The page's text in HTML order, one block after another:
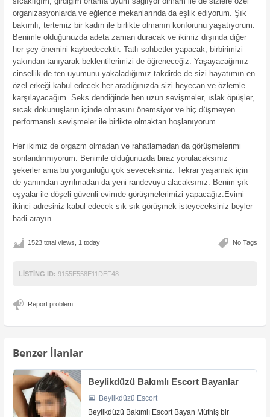
organizasyonlarda ve eğlence mekanlarında da eşlik ediyorum. Şık
bakımlı, tertemiz bir kadın ile birlikte olmanın konforunu yaşatıyorum.
Benimle olduğunuzda adeta zaman duracak ve ikimiz dışında diğer
her şey önemini kaybedecektir. Tatlı sohbetler yapacak, birbirimizi
yakından tanıyarak beklentilerimizi de öğreneceğiz. Yaşayacağımız
cinsellik de ten uyumunu yakaladığımız takdirde de sizi hayatımın en
özel erkeği kabul edecek her aradığınızda sizi heyecan ve özlemle
karşılayacağım. Seks dendiğinde ben uzun sevişmeler, ıslak öpüşler,
sıcak dokunuşların içinde olmasını önemsiyor ve hiç düşmeyen
performanslı sevişmeler ile birlikte olmaktan hoşlanıyorum.
Her ikimiz de orgazm olmadan ve rahatlamadan da görüşmelerimi
sonlandırmıyorum. Benimle olduğunuzda biraz yorulacaksınız
şekerler ama bu yorgunluğu çok seveceksiniz. Tekrar yaşamak için
de yanımdan ayrılmadan da yeni randevuyu alacaksınız. Benim şık
eşyalar ile döşeli güvenli evimde görüşmelerimizi yapacağız.Evimi
ikinci adresiniz kabul edecek sık sık görüşmek isteyeceksiniz beyler
hadi arayın.
No Tags
1523 total views, 1 today
LISTING ID: 9155E558E11DEF48
Report problem
Benzer İlanlar
Beylikdüzü Bakımlı Escort Bayanlar
Beylikdüzü Escort
Beylikdüzü Bakımlı Escort Bayan Müthiş bir